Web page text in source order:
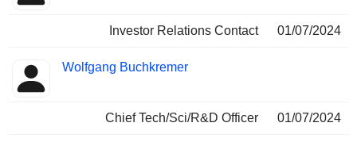
Investor Relations Contact 01/07/2024
Wolfgang Buchkremer
Chief Tech/Sci/R&D Officer 01/07/2024